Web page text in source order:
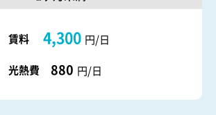
賃料 4,300 円/日
光熱費
880 円/日